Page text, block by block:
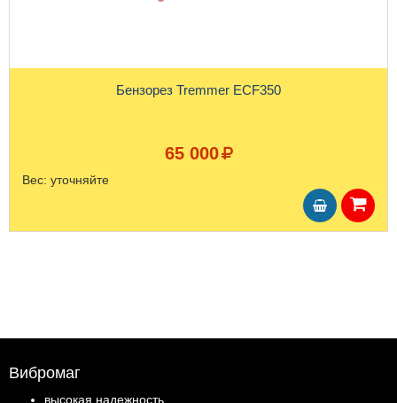
Бензорез Tremmer ECF350
65 000
Вес: уточняйте
Вибромаг
высокая надежность